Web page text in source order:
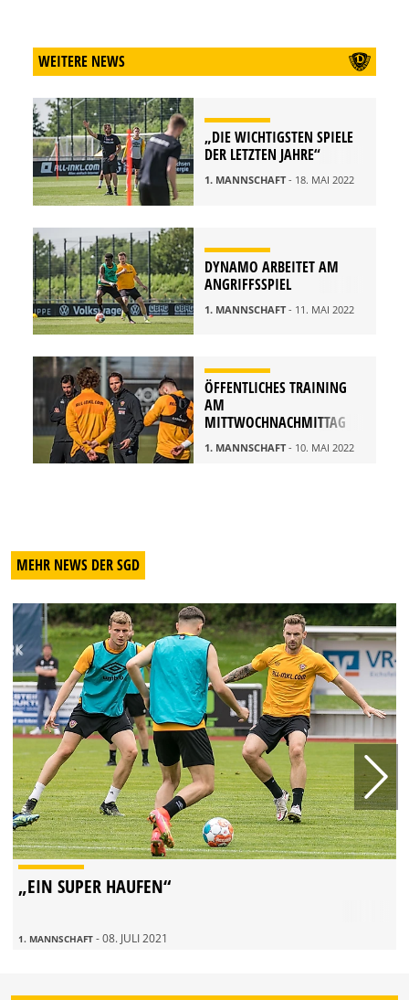
WEITERE NEWS
„DIE WICHTIGSTEN SPIELE
DER LETZTEN JAHRE“
1. MANNSCHAFT- 18. MAI 2022
DYNAMO ARBEITET AM
ANGRIFFSSPIEL
1. MANNSCHAFT- 11. MAI 2022
ÖFFENTLICHES TRAINING
AM
MITTWOCHNACHMITTAG
1. MANNSCHAFT- 10. MAI 2022
MEHR NEWS DER SGD
„EIN SUPER HAUFEN“
1. MANNSCHAFT - 08. JULI 2021